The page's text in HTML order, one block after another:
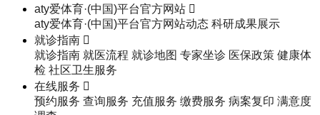
aty爱体育·(中国)平台官方网站 
aty爱体育·(中国)平台官方网站动态 科研成果展示
就诊指南 
就诊指南 就医流程 就诊地图 专家坐诊 医保政策 健康体
检 社区卫生服务
在线服务 
预约服务 查询服务 充值服务 缴费服务 病案复印 满意度